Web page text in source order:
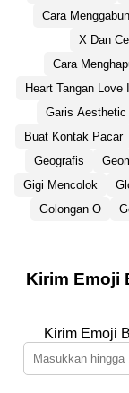
Cara
X Dan
Cara
Heart Tangan Love
Garis Aesthetic
Buat Kontak Pacar
Geografis
Gigi Mencolok
Golongan O
Kirim Emoji
Kirim Emoji